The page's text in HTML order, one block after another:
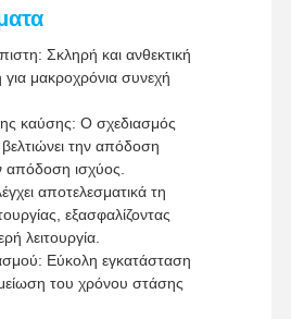
Εμάς
Επικοινωνήσ
Τε Μαζί Μας
Ειδήσεις
UPS / DHL / EMS / TNT /
Σκληρή και ανθεκτική
μακροχρόνια συνεχή
καύσης: Ο σχεδιασμός
την απόδοση
απόδοση ισχύος.
αποτελεσματικά τη
εξασφαλίζοντας
λειτουργία.
Εύκολη εγκατάσταση
του χρόνου στάσης